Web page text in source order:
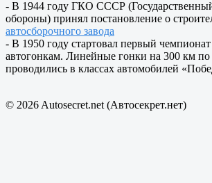
- В 1944 году ГКО СССР
обороны) принял постановление о
автосборочного завода
- В 1950 году стартовал первый
автогонкам. Линейные гонки на 300 км
проводились в классах автомобилей
© 2026 Autosecret.net (Автосекрет.нет)